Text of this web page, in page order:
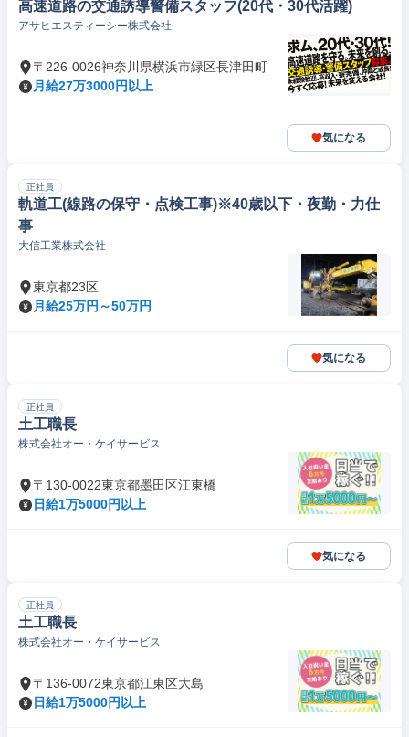
高速道路の交通誘導警備スタッフ(20代・30代活躍)
アサヒエスティーシー株式会社
〒226-0026神奈川県横浜市緑区長津田町
月給27万3000円以上
気になる
正社員
軌道工(線路の保守・点検工事)※40歳以下・夜勤・力仕
事
大信工業株式会社
東京都23区
月給25万円～50万円
気になる
正社員
土工職長
株式会社オー・ケイサービス
〒130-0022東京都墨田区江東橋
日給1万5000円以上
気になる
正社員
土工職長
株式会社オー・ケイサービス
〒136-0072東京都江東区大島
日給1万5000円以上